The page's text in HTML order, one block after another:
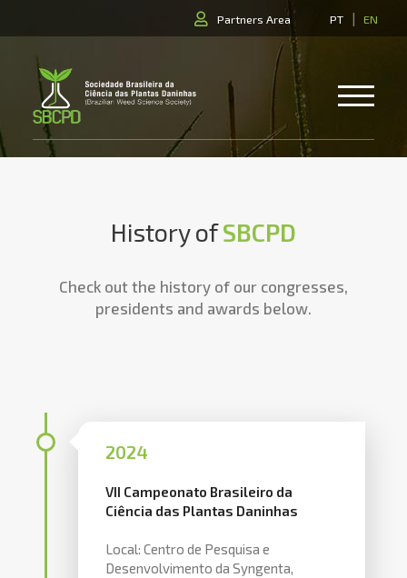
PT| EN
Partners Area
History ofSBCPD
Check out the history of our congresses,
presidents and awards below.
2024
VII Campeonato Brasileiro da
Ciência das Plantas Daninhas
Local: Centro de Pesquisa e
Desenvolvimento da Syngenta,